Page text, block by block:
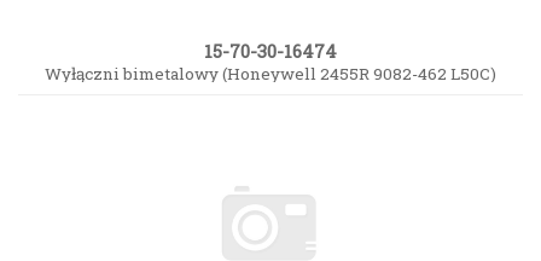
15-70-30-16474
Wyłączni bimetalowy (Honeywell 2455R 9082-462 L50C)